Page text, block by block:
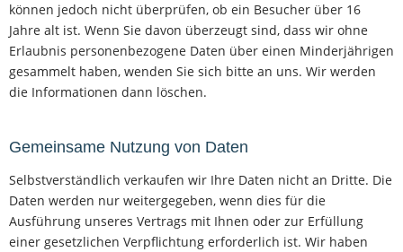
können jedoch nicht überprüfen, ob ein Besucher über 16
Jahre alt ist. Wenn Sie davon überzeugt sind, dass wir ohne
Erlaubnis personenbezogene Daten über einen Minderjährigen
gesammelt haben, wenden Sie sich bitte an uns. Wir werden
die Informationen dann löschen.
Gemeinsame Nutzung von Daten
Selbstverständlich verkaufen wir Ihre Daten nicht an Dritte. Die
Daten werden nur weitergegeben, wenn dies für die
Ausführung unseres Vertrags mit Ihnen oder zur Erfüllung
einer gesetzlichen Verpflichtung erforderlich ist. Wir haben